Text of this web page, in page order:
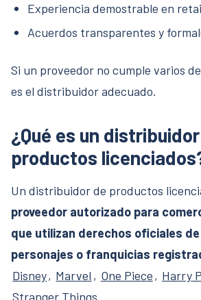
Experiencia demostrable en
Acuerdos transparentes y
Si un proveedor no cumple varios
es el distribuidor adecuado.
¿Qué es un
productos
Un distribuidor de productos
proveedor autorizado para
que utilizan derechos oficiales
personajes o franquicias
Disney, Marvel , One Piece, Harry
Stranger Things